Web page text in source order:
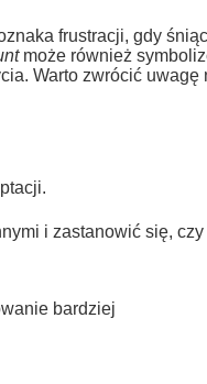
frustracji, gdy
może również
Warto zwrócić uwagę
i zastanowić się,
bardziej